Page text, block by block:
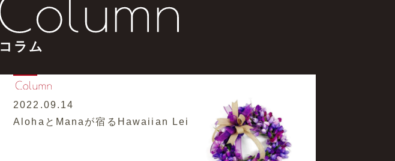
コラム
2022.09.14
AlohaとManaが宿るHawaiian Lei